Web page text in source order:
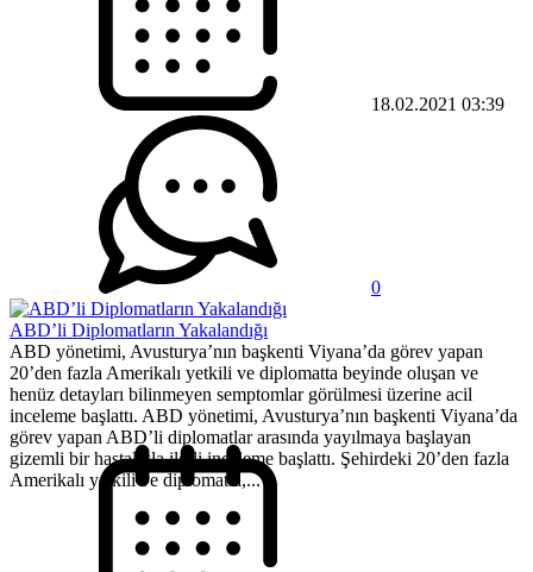
18.02.2021 03:39
0
ABD’li Diplomatların Yakalandığı
ABD yönetimi, Avusturya’nın başkenti Viyana’da görev yapan
20’den fazla Amerikalı yetkili ve diplomatta beyinde oluşan ve
henüz detayları bilinmeyen semptomlar görülmesi üzerine acil
inceleme başlattı. ABD yönetimi, Avusturya’nın başkenti Viyana’da
görev yapan ABD’li diplomatlar arasında yayılmaya başlayan
gizemli bir hastalıkla ilgili inceleme başlattı. Şehirdeki 20’den fazla
Amerikalı yetkili ve diplomatta,...